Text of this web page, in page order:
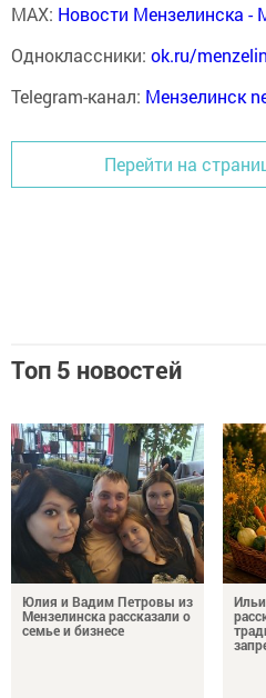
MAX: Новости Мензелинска -
Одноклассники: ok.ru/
Telegram-канал: Мензелинск
Перейти на
Топ 5 новостей
Юлия и Вадим Петровы из
Мензелинска рассказали о
семье и бизнесе